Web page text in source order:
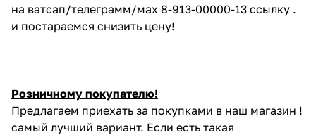
на ватсап/телеграмм/мах 8-913-00000-13 ссылку .
и постараемся снизить цену!
Розничному покупателю!
Предлагаем приехать за покупками в наш магазин !
самый лучший вариант. Если есть такая